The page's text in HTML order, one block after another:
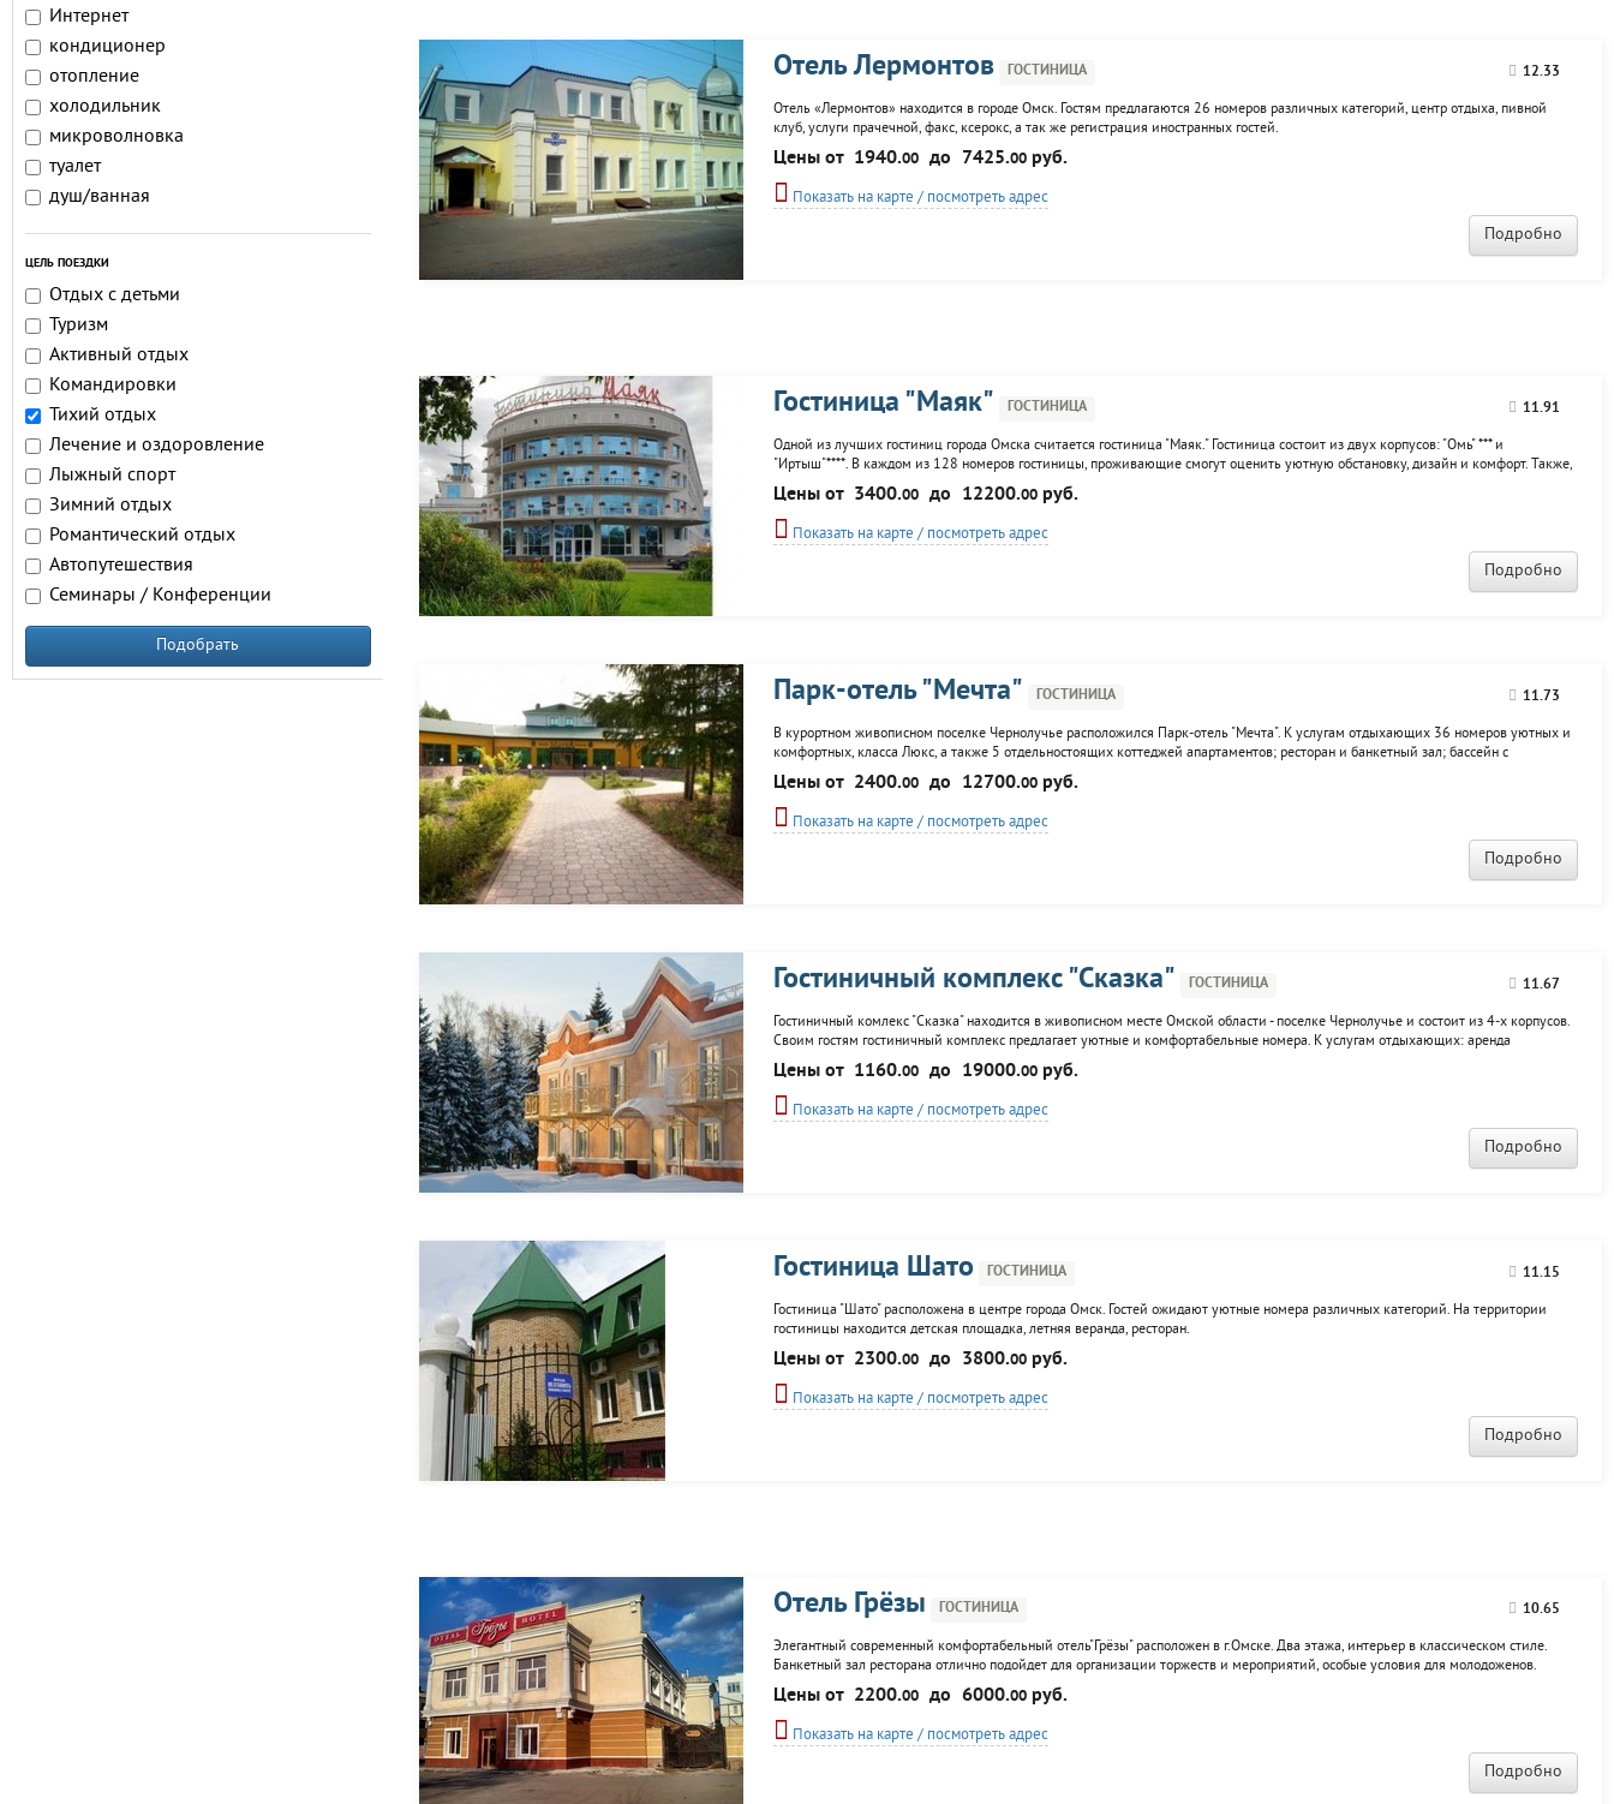
Интернет
кондиционер
отопление
холодильник
микроволновка
туалет
душ/ванная
ЦЕЛЬ ПОЕЗДКИ
Отдых с детьми
Туризм
Активный отдых
Командировки
Тихий отдых
Лечение и оздоровление
Лыжный спорт
Зимний отдых
Романтический отдых
Автопутешествия
Семинары / Конференции
Подобрать
12.33
Отель Лермонтов ГОСТИНИЦА
Отель «Лермонтов» находится в городе Омск. Гостям предлагаются 26 номеров различных категорий, центр отдыха, пивной
клуб, услуги прачечной, факс, ксерокс, а так же регистрация иностранных гостей.
Цены от 1940.00 до 7425.00руб.
Показать на карте / посмотреть адрес
Подробно
11.91
Гостиница "Маяк" ГОСТИНИЦА
Одной из лучших гостиниц города Омска считается гостиница "Маяк." Гостиница состоит из двух корпусов: "Омь" *** и
"Иртыш"****. В каждом из 128 номеров гостиницы, проживающие смогут оценить уютную обстановку, дизайн и комфорт. Также,
в гостинице "Маяк", есть 3 конференц-зала, фитнес-зал, интернет-комната, бар, сейфовые ячейки, гладильные комнаты,
ресторан.
Цены от 3400.00 до 12200.00руб.
Показать на карте / посмотреть адрес
Подробно
11.73
Парк-отель "Мечта" ГОСТИНИЦА
В курортном живописном поселке Чернолучье расположился Парк-отель "Мечта". К услугам отдыхающих 36 номеров уютных и
комфортных, класса Люкс, а также 5 отдельностоящих коттеджей апартаментов; ресторан и банкетный зал; бассейн с
отдельной гидромассажной ванной; конференц-зал.
Цены от 2400.00 до 12700.00руб.
Показать на карте / посмотреть адрес
Подробно
11.67
Гостиничный комплекс "Сказка" ГОСТИНИЦА
Гостиничный комлекс "Сказка" находится в живописном месте Омской области - поселке Чернолучье и состоит из 4-х корпусов.
Своим гостям гостиничный комплекс предлагает уютные и комфортабельные номера. К услугам отдыхающих: аренда
спортивного инвентаря, спортивные площадки; мангальные площадки; танцевальная площадка; спа-центр; открытый бассейн;
ледовый каток; аренда снегоходов; бильярд;...
Цены от 1160.00 до 19000.00руб.
Показать на карте / посмотреть адрес
Подробно
11.15
Гостиница Шато ГОСТИНИЦА
Гостиница "Шато" расположена в центре города Омск. Гостей ожидают уютные номера различных категорий. На территории
гостиницы находится детская площадка, летняя веранда, ресторан.
Цены от 2300.00 до 3800.00руб.
Показать на карте / посмотреть адрес
Подробно
10.65
Отель Грёзы ГОСТИНИЦА
Элегантный современный комфортабельный отель"Грёзы" расположен в г.Омске. Два этажа, интерьер в классическом стиле.
Банкетный зал ресторана отлично подойдет для организации торжеств и мероприятий, особые условия для молодоженов.
Сауна с бассейном, водопадом, гейзером, гидромассажем, две комнаты отдыха на втором уровне с балконами, иллюминация,
имитирующая звездное небо над...
Цены от 2200.00 до 6000.00руб.
Показать на карте / посмотреть адрес
Подробно